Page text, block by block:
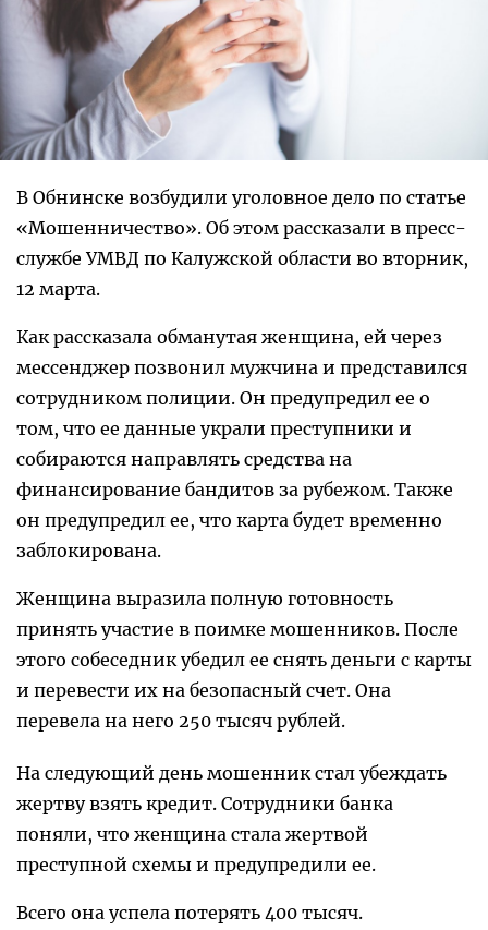
В Обнинске возбудили уголовное дело по статье
«Мошенничество». Об этом рассказали в пресс-
службе УМВД по Калужской области во вторник,
12 марта.
Как рассказала обманутая женщина, ей через
мессенджер позвонил мужчина и представился
сотрудником полиции. Он предупредил ее о
том, что ее данные украли преступники и
собираются направлять средства на
финансирование бандитов за рубежом. Также
он предупредил ее, что карта будет временно
заблокирована.
Женщина выразила полную готовность
принять участие в поимке мошенников. После
этого собеседник убедил ее снять деньги с карты
и перевести их на безопасный счет. Она
перевела на него 250 тысяч рублей.
На следующий день мошенник стал убеждать
жертву взять кредит. Сотрудники банка
поняли, что женщина стала жертвой
преступной схемы и предупредили ее.
Всего она успела потерять 400 тысяч.